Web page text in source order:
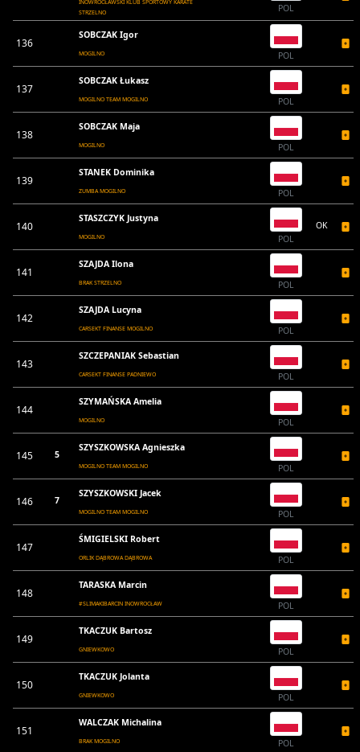
INOWROCŁAWSKI KLUB SPORTOWY KARATE
STRZELNO
POL
136
SOBCZAK Igor
MOGILNO POL
137
SOBCZAK Łukasz
MOGILNO TEAM MOGILNO POL
138
SOBCZAK Maja
MOGILNO POL
139
STANEK Dominika
ZUMBA MOGILNO POL
140
STASZCZYK Justyna
MOGILNO POL
OK
141
SZAJDA Ilona
BRAK STRZELNO POL
142
SZAJDA Lucyna
CARSEKT FINANSE MOGILNO POL
143
SZCZEPANIAK Sebastian
CARSEKT FINANSE PADNIEWO POL
144
SZYMAŃSKA Amelia
MOGILNO POL
145 5
SZYSZKOWSKA Agnieszka
MOGILNO TEAM MOGILNO POL
146 7
SZYSZKOWSKI Jacek
MOGILNO TEAM MOGILNO POL
147
ŚMIGIELSKI Robert
ORLIK DĄBROWA DĄBROWA POL
148
TARASKA Marcin
#SLIMAKIBARCIN INOWROCŁAW POL
149
TKACZUK Bartosz
GNIEWKOWO POL
150
TKACZUK Jolanta
GNIEWKOWO POL
151
WALCZAK Michalina
BRAK MOGILNO POL